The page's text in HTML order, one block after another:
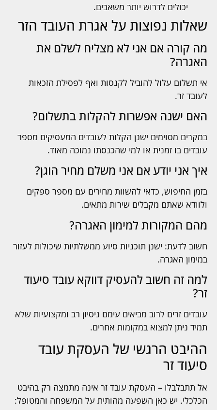
יכולים לדרוש יותר משאבים.
שאלות נפוצות על אגרת העובד הזר
מה קורה אם אני לא מצליח לשלם את
האגרה?
אי תשלום עלול להוביל לקנסות ואף לפסילת הזכאות
לעובד זר.
האם ישנה אפשרות להקלות בתשלום?
במקרים מסוימים ישנן הקלות לעובדים המעסיקים מספר
עובדים בו זמנית או למי שהכנסתו נמוכה מאוד.
איך אני יודע אם אני משלם מחיר הוגן?
בזמן החיפוש, כדאי להשוות מחירים עם מספר ספקים
ולוודא שאתם מקבלים שירות מתאים.
מהם המקורות למימון האגרה?
חשוב לדעת: ישנן תוכניות סיוע ממשלתיות שיכולות לעזור
במימון האגרה.
למה זה חשוב להעסיק דווקא עובד סיעוד
זר?
עובדים זרים לרוב מביאים עימם ניסיון רב ומקצועיות שלא
תמיד ניתן למצוא במקומות אחרים.
ההיבט הרגשי של העסקת עובד
סיעוד זר
אל תתבלבלו – העסקת עובד זר אינה מתמצה רק בהיבט
הכלכלי. יש כאן השפעה מהותית על המשפחה והמטופל: